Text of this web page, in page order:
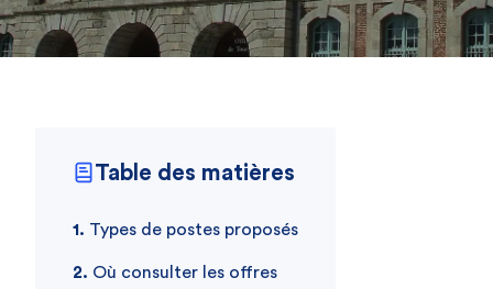
Table des matières
Types de postes proposés
Où consulter les offres